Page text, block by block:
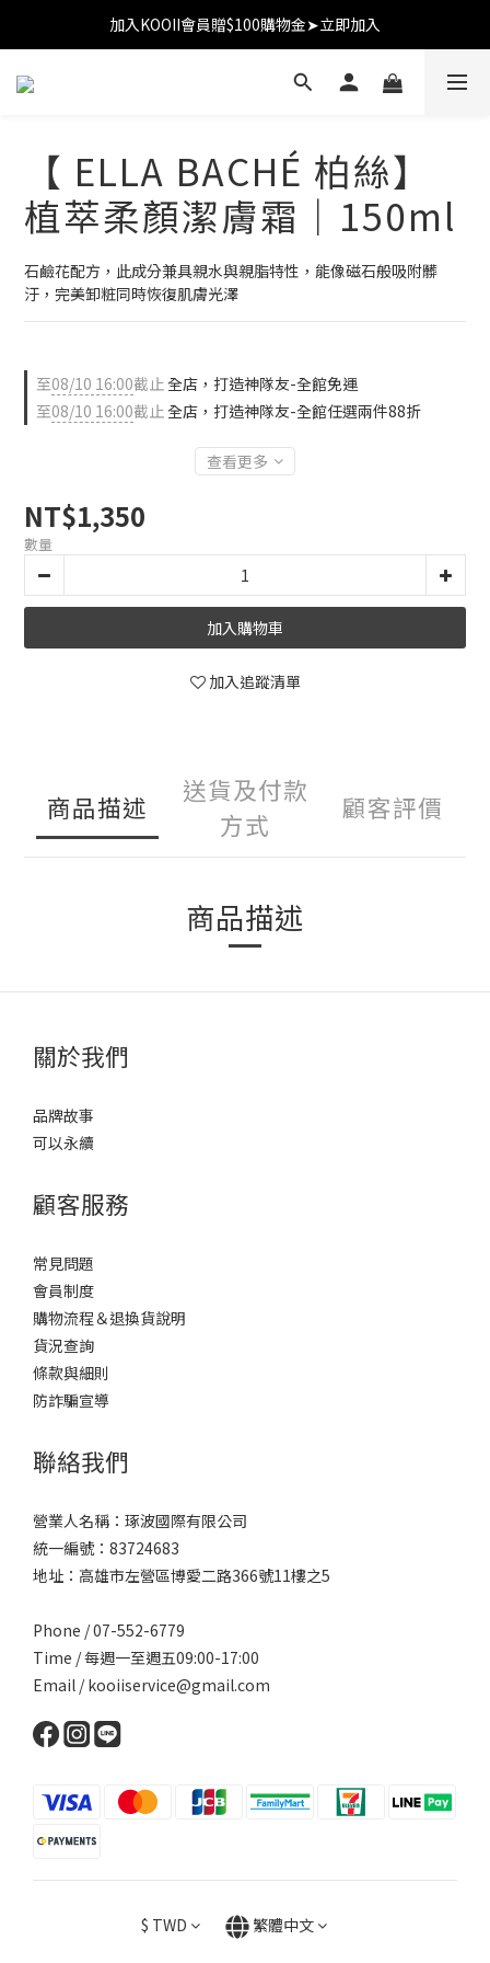
加入KOOII會員贈$100購物金➤立即加入
加入KOOII會員贈$100購物金➤立即加入
全館$3,000免運
【 ELLA BACHÉ 柏絲】
植萃柔顏潔膚霜｜150ml
石鹼花配方，此成分兼具親水與親脂特性，能像磁石般吸附髒
汙，完美卸粧同時恢復肌膚光澤
至08/10 16:00截止全店，打造神隊友-全館免運
至08/10 16:00截止全店，打造神隊友-全館任選兩件88折
查看更多
NT$1,350
數量
加入購物車
加入追蹤清單
商品描述
送貨及付款
方式
顧客評價
商品描述
關於我們
品牌故事
可以永續
顧客服務
常見問題
會員制度
購物流程＆退換貨說明
貨況查詢
條款與細則
防詐騙宣導
聯絡我們
營業人名稱：琢波國際有限公司
統一編號：83724683
地址：高雄市左營區博愛二路366號11樓之5
Phone / 07-552-6779
Time / 每週一至週五09:00-17:00
Email /kooiiservice@gmail.com
$ TWD 繁體中文